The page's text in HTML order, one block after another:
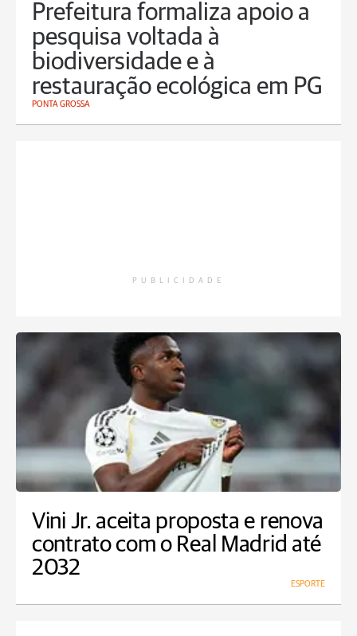
Prefeitura formaliza apoio a
pesquisa voltada à
biodiversidade e à
restauração ecológica em PG
PONTA GROSSA
PUBLICIDADE
Vini Jr. aceita proposta e renova
contrato com o Real Madrid até
2032
ESPORTE